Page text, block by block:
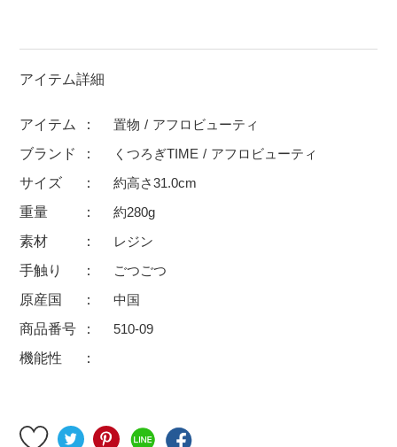
箸・カトラリー 箸
子供食器
500円未満
ブランド・窯名・作家名
特集
アイテム詳細
アイテム 置物
アフロビューティ
ブランド
くつろぎTIME
アフロビューティ
サイズ
約高さ31.0cm
重量
約280g
素材
レジン
手触り
ごつごつ
原産国
中国
商品番号
510-09
機能性